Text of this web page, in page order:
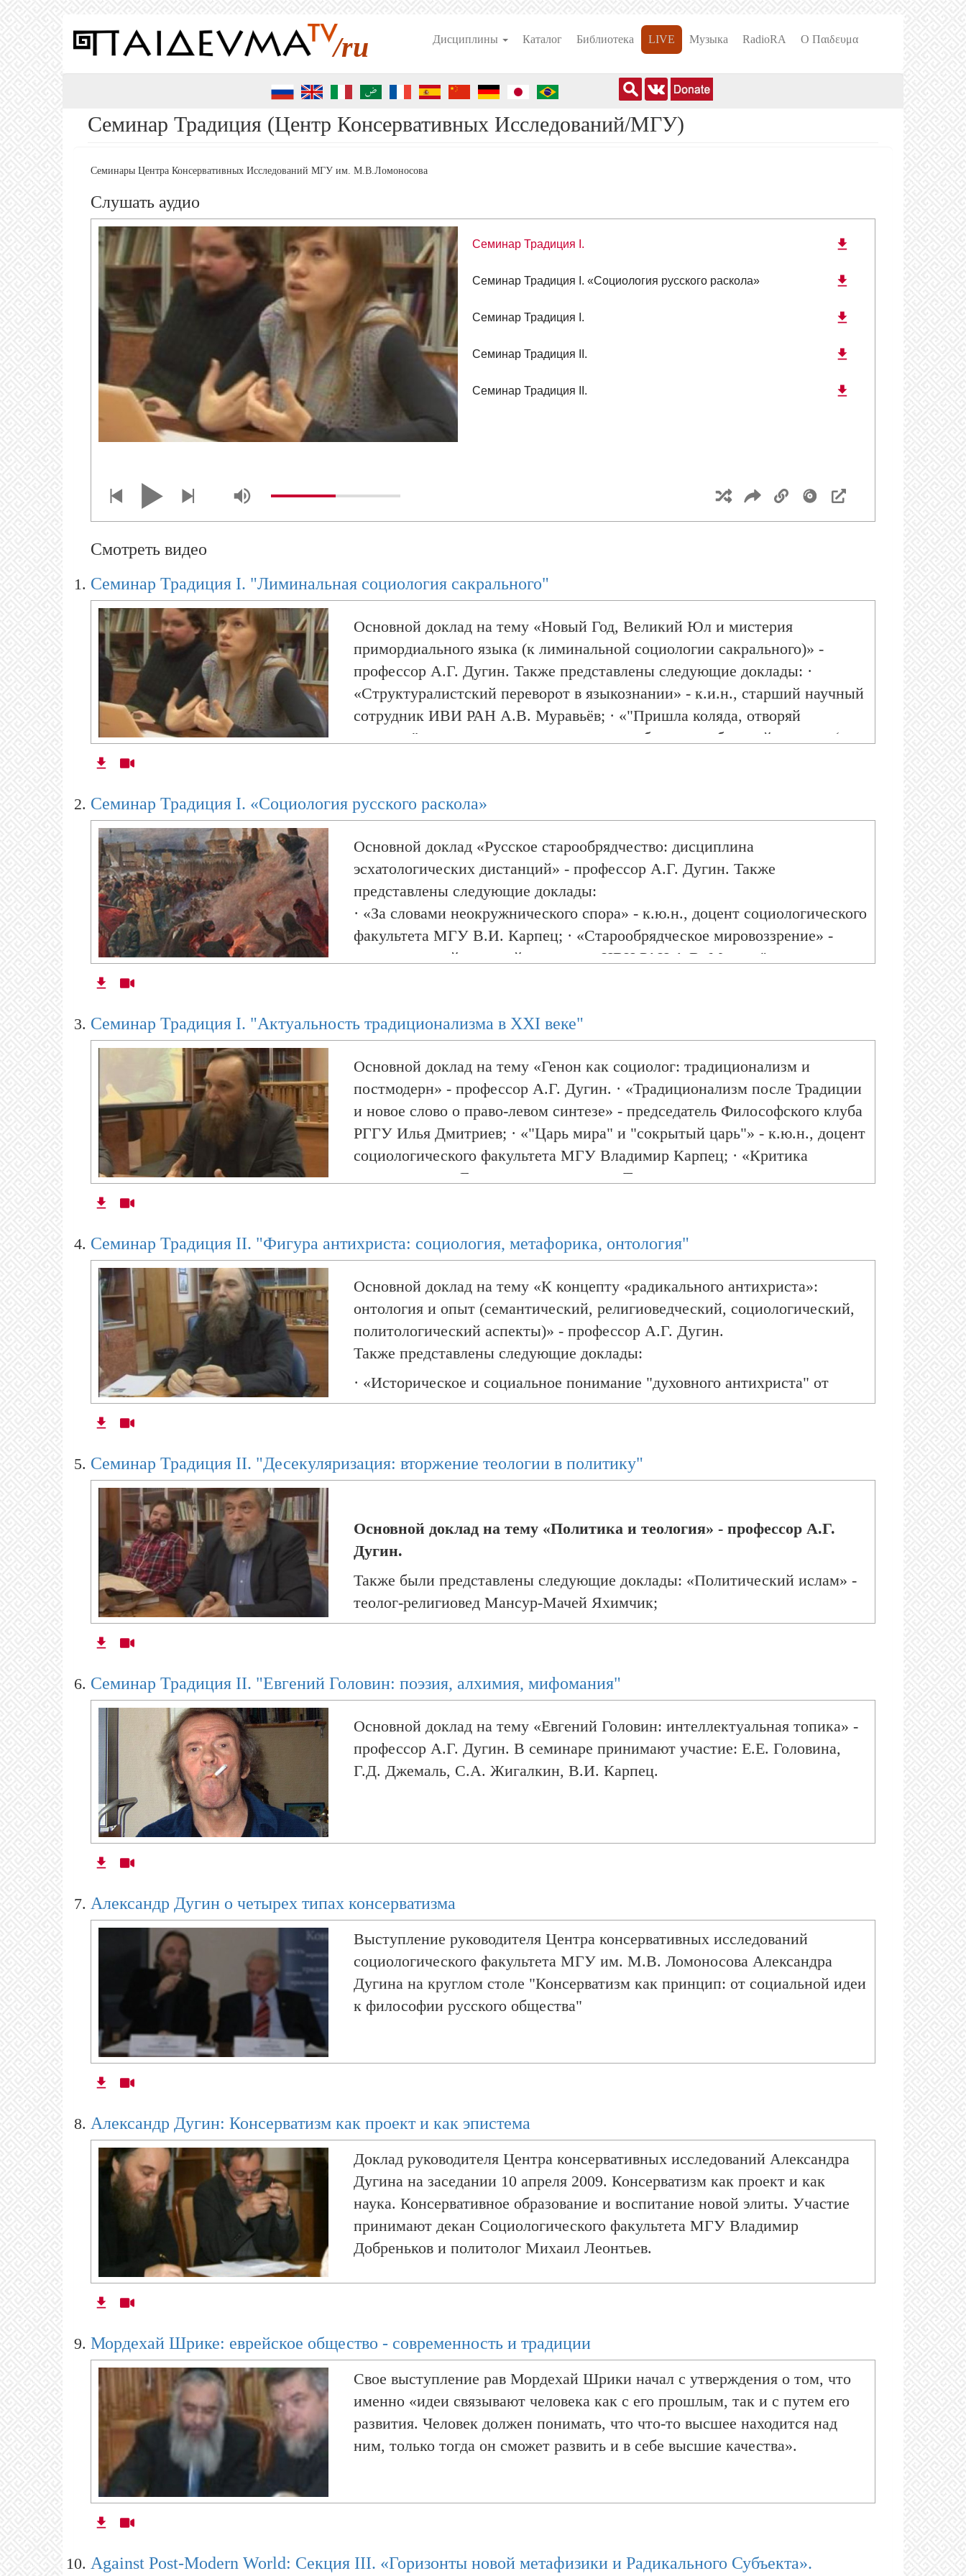
Перейти
основному
содержанию
/ru Дисциплины Каталог Библиотека LIVE Музыка RadioRA О Пαιδευμα
Семинар Традиция (Центр Консервативных Исследований/МГУ)
Семинары Центра Консервативных Исследований МГУ им. М.В.Ломоносова
Слушать аудио
Семинар Традиция I.
Cеминар Традиция I. «Социология русского раскола»
Cеминар Традиция I.
Семинар Традиция II.
Cеминар Традиция II.
Александр Дугин: Консерватизм как проект и как эпистема
Against Post-Modern World: Секция III. «Горизонты новой
метафизики и Радикального Субъекта». Александр Дугин
Against Post-Modern World: Секция VII. Метафизика хаоса.
Александр Дугин
Against Post-Modern World: Секция V.
Смотреть видео
Семинар Традиция I. "Лиминальная социология сакрального"
Основной доклад на тему «Новый Год, Великий Юл и мистерия
примордиального языка (к лиминальной социологии сакрального)» -
профессор А.Г. Дугин. Также представлены следующие доклады: ·
«Структуралистский переворот в языкознании» - к.и.н., старший научный
сотрудник ИВИ РАН А.В. Муравьёв; · «"Пришла коляда, отворяй
ворота...": новогодние и рождественские обряды в сибирской деревне (по
Cеминар Традиция I. «Социология русского раскола»
Основной доклад «Русское старообрядчество: дисциплина
эсхатологических дистанций» - профессор А.Г. Дугин. Также
представлены следующие доклады:
· «За словами неокружнического спора» - к.ю.н., доцент социологического
факультета МГУ В.И. Карпец; · «Старообрядческое мировоззрение» -
к.и.н., старший научный сотрудник ИВИ РАН А.В. Муравьёв; ·
старообрядчества (единоверия)» - зам. руководителя Центра
консервативных исследований М.А. Тюренков; · «Радикальные течения
старообрячества» - эксперт Центра консервативных исследований М.С.
Мошкин;
Cеминар Традиция I. "Актуальность традиционализма в XXI веке"
Основной доклад на тему «Генон как социолог: традиционализм и
постмодерн» - профессор А.Г. Дугин. · «Традиционализм после Традиции
и новое слово о право-левом синтезе» - председатель Философского клуба
РГГУ Илья Дмитриев; · «"Царь мира" и "сокрытый царь"» - к.ю.н., доцент
социологического факультета МГУ Владимир Карпец; · «Критика
универсализма Генона» - председатель Тюменского консервативного
исследований Евгений Кауганов. ·
Семинар Традиция II. "Фигура антихриста: социология, метафорика, онтология"
Основной доклад на тему «К концепту «радикального антихриста»:
онтология и опыт (семантический, религиоведческий, социологический,
политологический аспекты)» - профессор А.Г. Дугин.
Также представлены следующие доклады:
· «Историческое и социальное понимание "духовного антихриста" от
первых противников никонианства до нашего времени» - к.и.н., старший
библиограф А.В. Знатнов.
Cеминар Традиция II. "Десекуляризация: вторжение теологии в политику"
Основной доклад на тему «Политика и теология» - профессор А.Г.
Дугин.
Также были представлены следующие доклады: «Политический ислам» -
теолог-религиовед Мансур-Мачей Яхимчик;
«Старообрядчество и политика» - старший научный сотрудник ИВИ РАН
А.В. Муравьёв
Семинар Традиция II. "Евгений Головин: поэзия, алхимия, мифомания"
Основной доклад на тему «Евгений Головин: интеллектуальная топика» -
профессор А.Г. Дугин. В семинаре принимают участие: Е.Е. Головина,
Г.Д. Джемаль, С.А. Жигалкин, В.И. Карпец.
Александр Дугин о четырех типах консерватизма
Выступление руководителя Центра консервативных исследований
социологического факультета МГУ им. М.В. Ломоносова Александра
Дугина на круглом столе "Консерватизм как принцип: от социальной идеи
к философии русского общества"
Александр Дугин: Консерватизм как проект и как эпистема
Доклад руководителя Центра консервативных исследований Александра
Дугина на заседании 10 апреля 2009. Консерватизм как проект и как
наука. Консервативное образование и воспитание новой элиты. Участие
принимают декан Социологического факультета МГУ Владимир
Добреньков и политолог Михаил Леонтьев.
Мордехай Шрике: еврейское общество - современность и традиции
Свое выступление рав Мордехай Шрики начал с утверждения о том, что
именно «идеи связывают человека как с его прошлым, так и с путем его
развития. Человек должен понимать, что что-то высшее находится над
ним, только тогда он сможет развить и в себе высшие качества».
Against Post-Modern World: Секция III. «Горизонты новой метафизики и Радикального Субъекта».